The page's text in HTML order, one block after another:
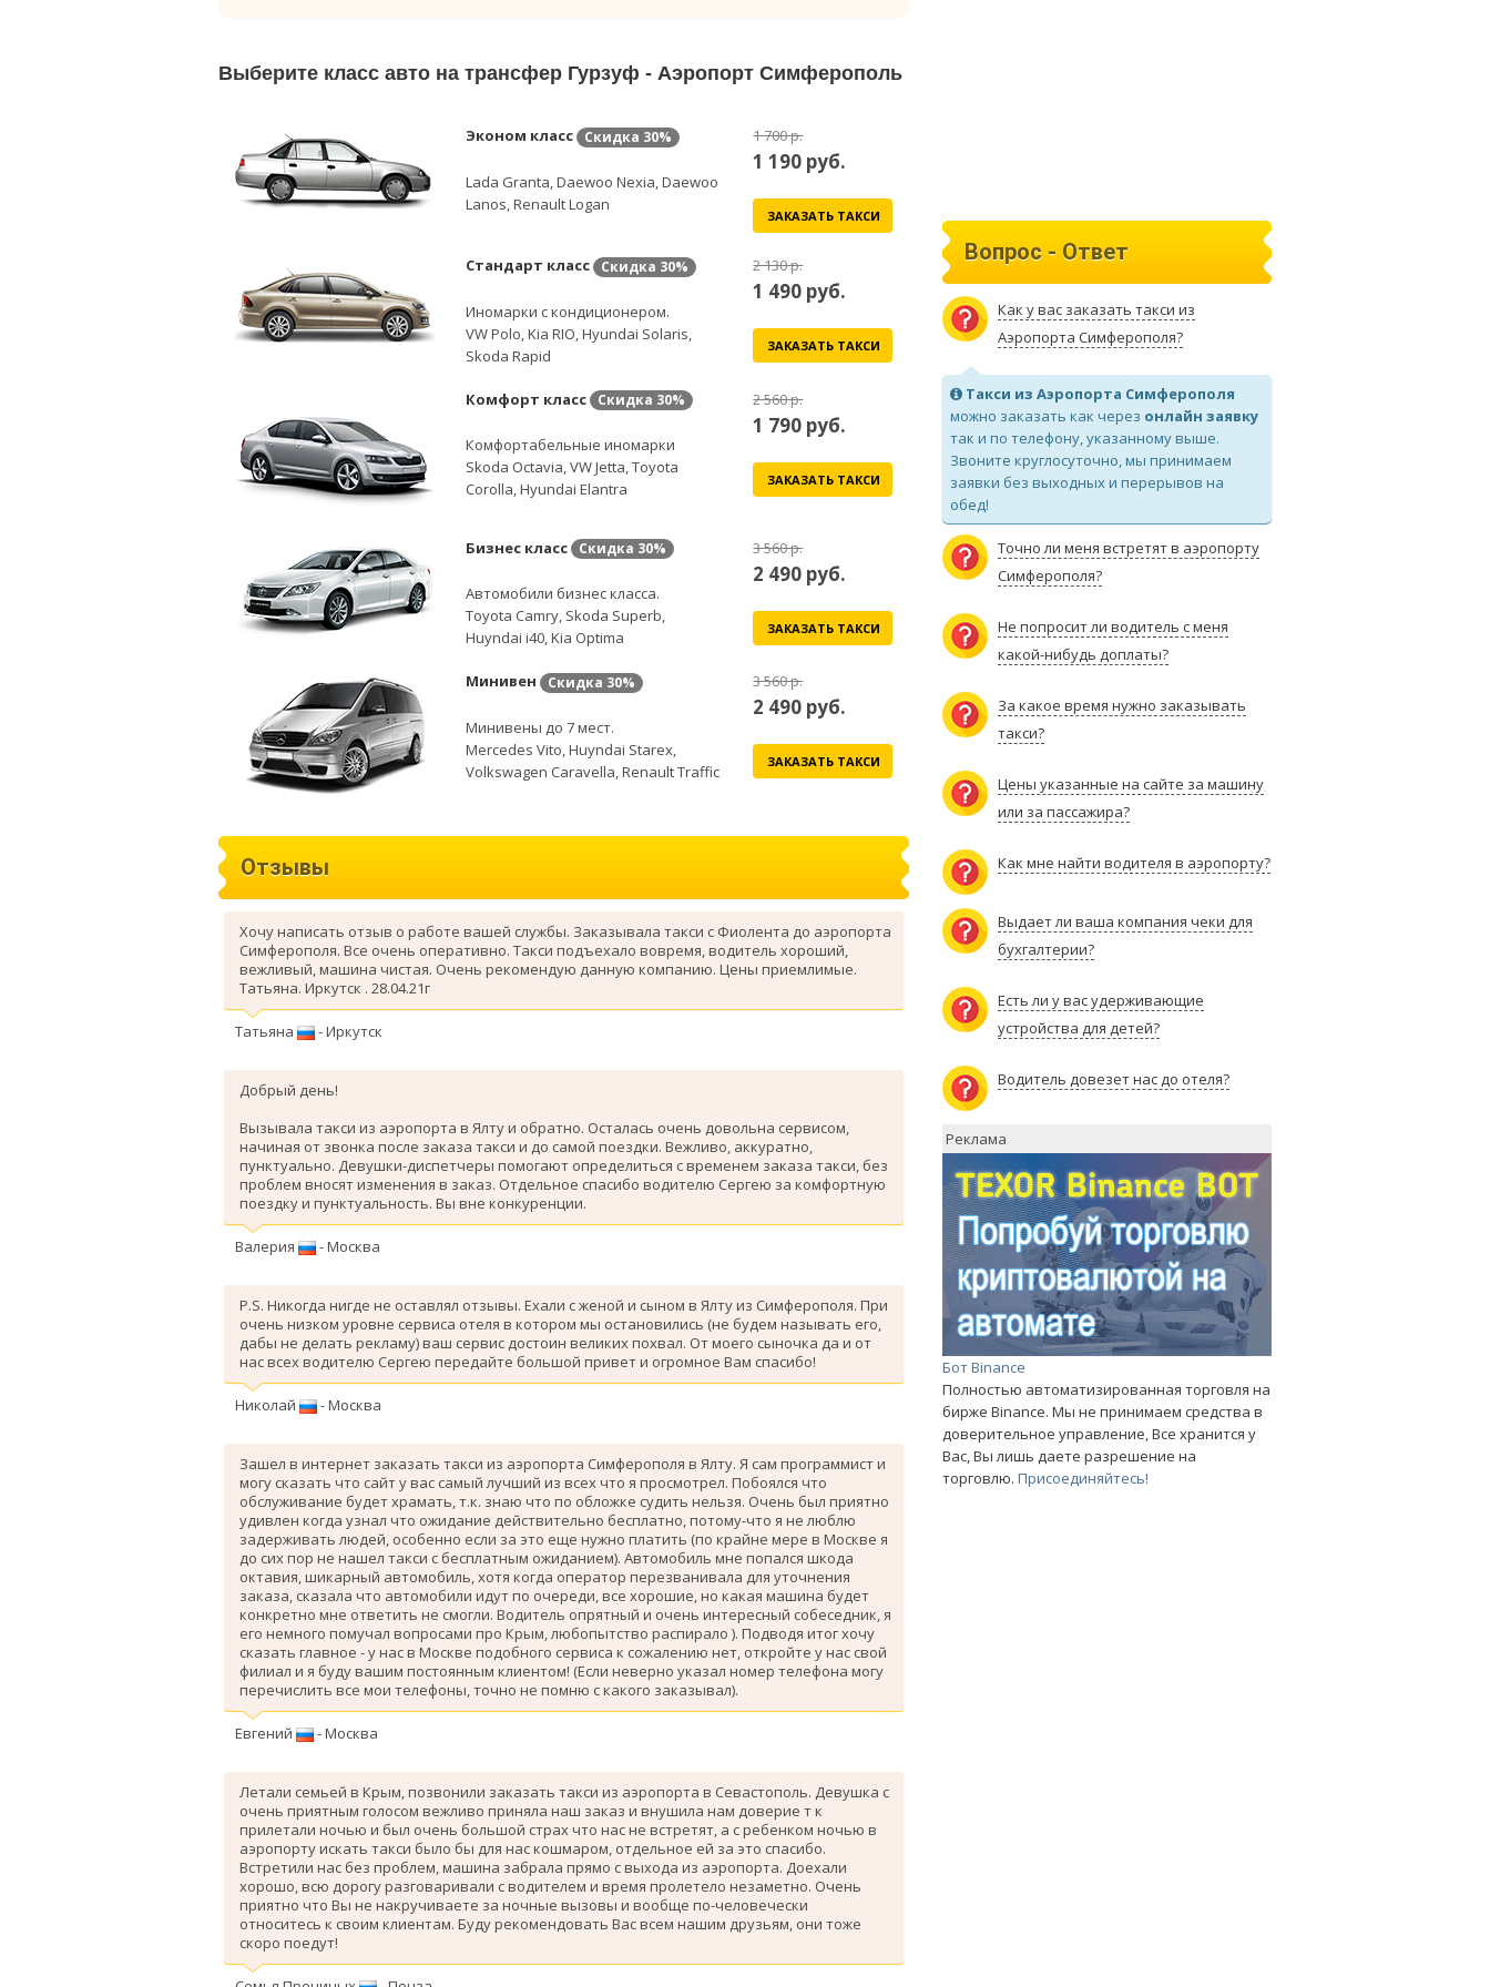
Выберите класс авто на трансфер Гурзуф - Аэропорт Симферополь
Эконом класс Скидка 30%
Lada Granta, Daewoo Nexia, Daewoo
Lanos, Renault Logan
1 700 р.
1 190 руб.
ЗАКАЗАТЬ ТАКСИ
Стандарт класс Скидка 30%
Иномарки с кондиционером.
VW Polo, Kia RIO, Hyundai Solaris,
Skoda Rapid
2 130 р.
1 490 руб.
ЗАКАЗАТЬ ТАКСИ
Комфорт класс Скидка 30%
Комфортабельные иномарки
Skoda Octavia, VW Jetta, Toyota
Corolla, Hyundai Elantra
2 560 р.
1 790 руб.
ЗАКАЗАТЬ ТАКСИ
Бизнес класс Скидка 30%
Автомобили бизнес класса.
Toyota Camry, Skoda Superb,
Huyndai i40, Kia Optima
3 560 р.
2 490 руб.
ЗАКАЗАТЬ ТАКСИ
Минивен Скидка 30%
Минивены до 7 мест.
Mercedes Vito, Huyndai Starex,
Volkswagen Caravella, Renault Traffic
3 560 р.
2 490 руб.
ЗАКАЗАТЬ ТАКСИ
Отзывы
Хочу написать отзыв о работе вашей службы. Заказывала такси с Фиолента до аэропорта
Симферополя. Все очень оперативно. Такси подъехало вовремя, водитель хороший,
вежливый, машина чистая. Очень рекомендую данную компанию. Цены приемлимые.
Татьяна. Иркутск . 28.04.21г
Татьяна - Иркутск
Добрый день!
Вызывала такси из аэропорта в Ялту и обратно. Осталась очень довольна сервисом,
начиная от звонка после заказа такси и до самой поездки. Вежливо, аккуратно,
пунктуально. Девушки-диспетчеры помогают определиться с временем заказа такси, без
проблем вносят изменения в заказ. Отдельное спасибо водителю Сергею за комфортную
поездку и пунктуальность. Вы вне конкуренции.
Валерия - Москва
P.S. Никогда нигде не оставлял отзывы. Ехали с женой и сыном в Ялту из Симферополя. При
очень низком уровне сервиса отеля в котором мы остановились (не будем называть его,
дабы не делать рекламу) ваш сервис достоин великих похвал. От моего сыночка да и от
нас всех водителю Сергею передайте большой привет и огромное Вам спасибо!
Николай - Москва
Зашел в интернет заказать такси из аэропорта Симферополя в Ялту. Я сам программист и
могу сказать что сайт у вас самый лучший из всех что я просмотрел. Побоялся что
обслуживание будет храмать, т.к. знаю что по обложке судить нельзя. Очень был приятно
удивлен когда узнал что ожидание действительно бесплатно, потому-что я не люблю
задерживать людей, особенно если за это еще нужно платить (по крайне мере в Москве я
до сих пор не нашел такси с бесплатным ожиданием). Автомобиль мне попался шкода
октавия, шикарный автомобиль, хотя когда оператор перезванивала для уточнения
заказа, сказала что автомобили идут по очереди, все хорошие, но какая машина будет
конкретно мне ответить не смогли. Водитель опрятный и очень интересный собеседник, я
его немного помучал вопросами про Крым, любопытство распирало ). Подводя итог хочу
сказать главное - у нас в Москве подобного сервиса к сожалению нет, откройте у нас свой
филиал и я буду вашим постоянным клиентом! (Если неверно указал номер телефона могу
перечислить все мои телефоны, точно не помню с какого заказывал).
Евгений - Москва
Летали семьей в Крым, позвонили заказать такси из аэропорта в Севастополь. Девушка с
очень приятным голосом вежливо приняла наш заказ и внушила нам доверие т к
прилетали ночью и был очень большой страх что нас не встретят, а с ребенком ночью в
аэропорту искать такси было бы для нас кошмаром, отдельное ей за это спасибо.
Вcтретили нас без проблем, машина забрала прямо с выхода из аэропорта. Доехали
хорошо, всю дорогу разговаривали с водителем и время пролетело незаметно. Очень
приятно что Вы не накручиваете за ночные вызовы и вообще по-человечески
относитесь к своим клиентам. Буду рекомендовать Вас всем нашим друзьям, они тоже
скоро поедут!
Вопрос - Ответ
Как у вас заказать такси из
Аэропорта Симферополя?
Такси из Аэропорта Симферополя
можно заказать как через онлайн заявку
так и по телефону, указанному выше.
Звоните круглосуточно, мы принимаем
заявки без выходных и перерывов на
обед!
Точно ли меня встретят в аэропорту
Симферополя?
Не попросит ли водитель с меня
какой-нибудь доплаты?
За какое время нужно заказывать
такси?
Цены указанные на сайте за машину
или за пассажира?
Как мне найти водителя в аэропорту?
Выдает ли ваша компания чеки для
бухгалтерии?
Есть ли у вас удерживающие
устройства для детей?
Водитель довезет нас до отеля?
Реклама
Бот Binance
Полностью автоматизированная торговля на
бирже Binance. Мы не принимаем средства в
доверительное управление, Все хранится у
Вас, Вы лишь даете разрешение на
торговлю.Присоединяйтесь!